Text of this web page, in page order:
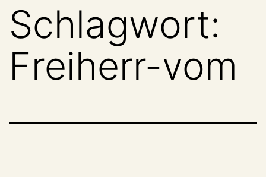
Schlagwort:
Freiherr-vom